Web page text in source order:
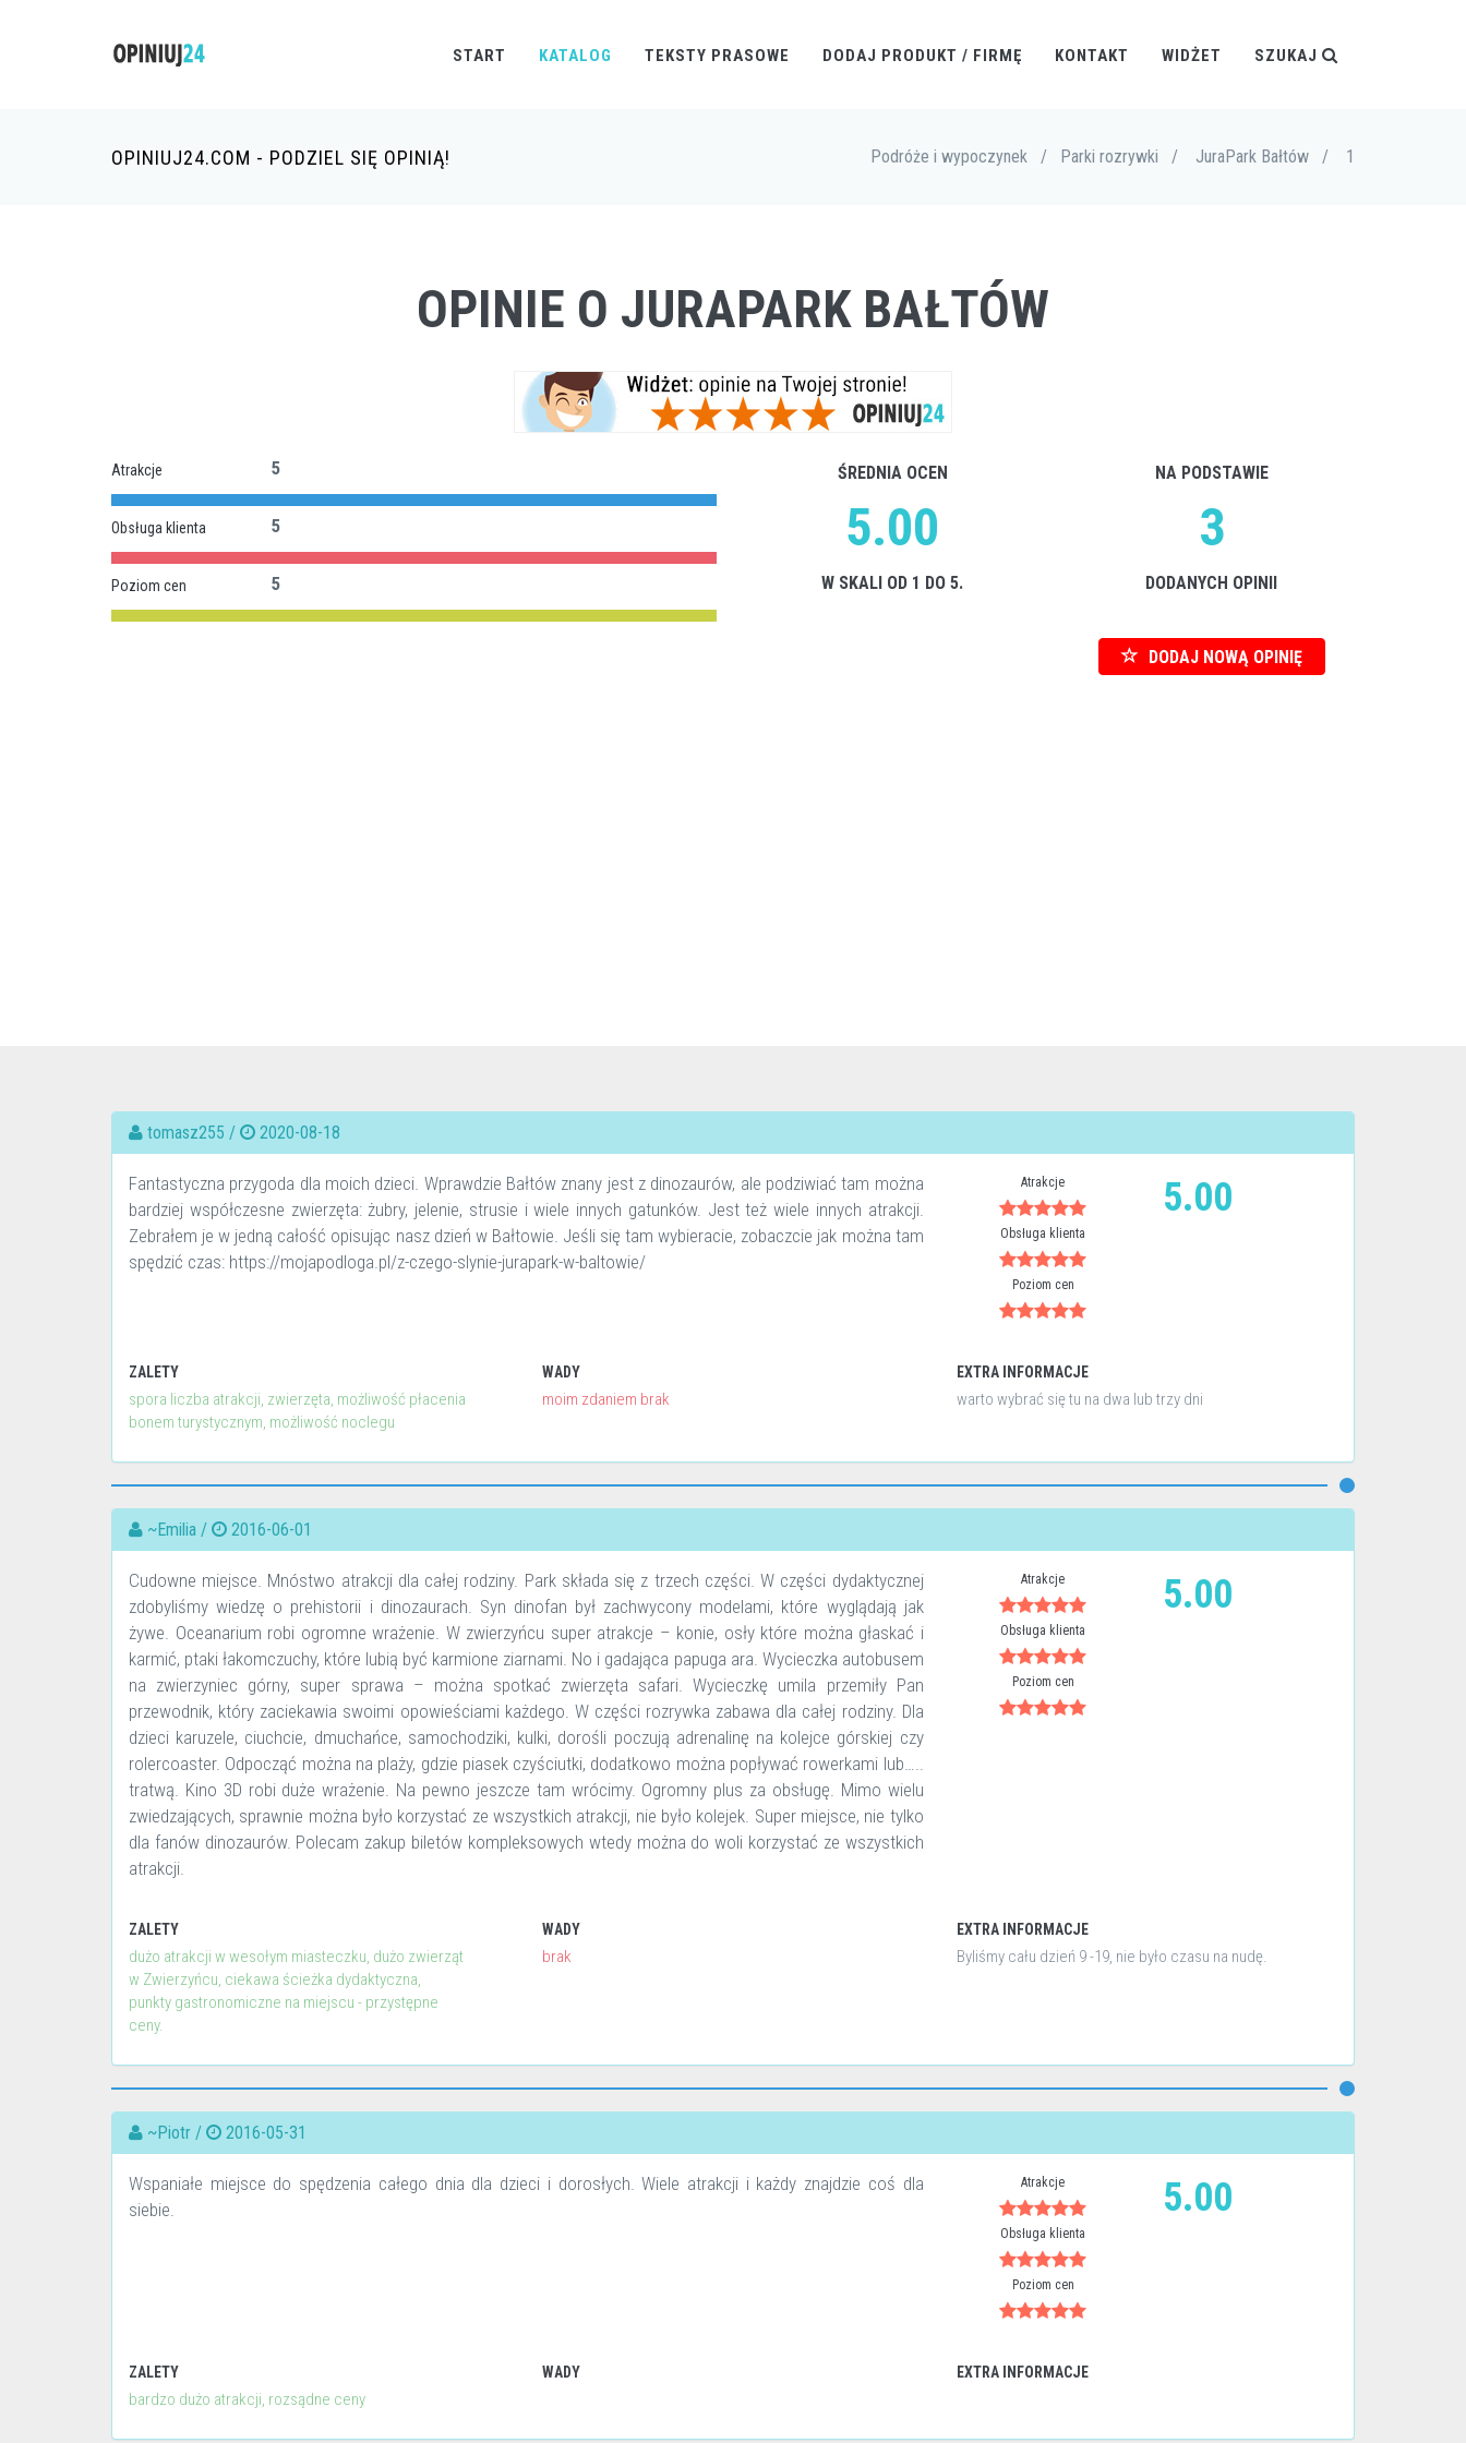
START KATALOG TEKSTY PRASOWE DODAJ PRODUKT / FIRMĘ KONTAKT WIDŻET SZUKAJ
OPINIUJ24.COM - PODZIEL SIĘ OPINIĄ! Podróże i wypoczynek / Parki rozrywki / JuraPark Bałtów / 1
OPINIE O JURAPARK BAŁTÓW
Atrakcje 5
Obsługa klienta 5
Poziom cen 5
ŚREDNIA OCEN
5.00
W SKALI OD 1 DO 5.
NA PODSTAWIE
3
DODANYCH OPINII
DODAJ NOWĄ OPINIĘ
tomasz255 / 2020-08-18
Fantastyczna przygoda dla moich dzieci. Wprawdzie Bałtów znany jest z dinozaurów, ale podziwiać tam można
bardziej współczesne zwierzęta: żubry, jelenie, strusie i wiele innych gatunków. Jest też wiele innych atrakcji.
Zebrałem je w jedną całość opisując nasz dzień w Bałtowie. Jeśli się tam wybieracie, zobaczcie jak można tam
spędzić czas: https://mojapodloga.pl/z-czego-slynie-jurapark-w-baltowie/
Atrakcje
Obsługa klienta
Poziom cen
5.00
ZALETY
spora liczba atrakcji, zwierzęta, możliwość płacenia
bonem turystycznym, możliwość noclegu
WADY
moim zdaniem brak
EXTRA INFORMACJE
warto wybrać się tu na dwa lub trzy dni
~Emilia / 2016-06-01
Cudowne miejsce. Mnóstwo atrakcji dla całej rodziny. Park składa się z trzech części. W części dydaktycznej
zdobyliśmy wiedzę o prehistorii i dinozaurach. Syn dinofan był zachwycony modelami, które wyglądają jak
żywe. Oceanarium robi ogromne wrażenie. W zwierzyńcu super atrakcje – konie, osły które można głaskać i
karmić, ptaki łakomczuchy, które lubią być karmione ziarnami. No i gadająca papuga ara. Wycieczka autobusem
na zwierzyniec górny, super sprawa – można spotkać zwierzęta safari. Wycieczkę umila przemiły Pan
przewodnik, który zaciekawia swoimi opowieściami każdego. W części rozrywka zabawa dla całej rodziny. Dla
dzieci karuzele, ciuchcie, dmuchańce, samochodziki, kulki, dorośli poczują adrenalinę na kolejce górskiej czy
rolercoaster. Odpocząć można na plaży, gdzie piasek czyściutki, dodatkowo można popływać rowerkami lub…..
tratwą. Kino 3D robi duże wrażenie. Na pewno jeszcze tam wrócimy. Ogromny plus za obsługę. Mimo wielu
zwiedzających, sprawnie można było korzystać ze wszystkich atrakcji, nie było kolejek. Super miejsce, nie tylko
dla fanów dinozaurów. Polecam zakup biletów kompleksowych wtedy można do woli korzystać ze wszystkich
atrakcji.
Atrakcje
Obsługa klienta
Poziom cen
5.00
ZALETY
dużo atrakcji w wesołym miasteczku, dużo zwierząt
w Zwierzyńcu, ciekawa ścieżka dydaktyczna,
punkty gastronomiczne na miejscu - przystępne
ceny.
WADY
brak
EXTRA INFORMACJE
Byliśmy cału dzień 9 -19, nie było czasu na nudę.
~Piotr / 2016-05-31
Wspaniałe miejsce do spędzenia całego dnia dla dzieci i dorosłych. Wiele atrakcji i każdy znajdzie coś dla
siebie.
Atrakcje
Obsługa klienta
Poziom cen
5.00
ZALETY
bardzo dużo atrakcji, rozsądne ceny
WADY EXTRA INFORMACJE